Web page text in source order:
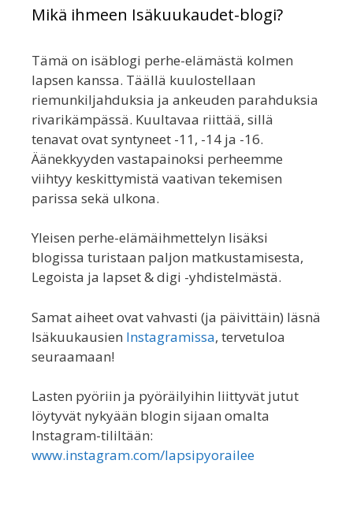
Mikä ihmeen Isäkuukaudet-blogi?
Tämä on isäblogi perhe-elämästä kolmen
lapsen kanssa. Täällä kuulostellaan
riemunkiljahduksia ja ankeuden parahduksia
rivarikämpässä. Kuultavaa riittää, sillä
tenavat ovat syntyneet -11, -14 ja -16.
Äänekkyyden vastapainoksi perheemme
viihtyy keskittymistä vaativan tekemisen
parissa sekä ulkona.
Yleisen perhe-elämäihmettelyn lisäksi
blogissa turistaan paljon matkustamisesta,
Legoista ja lapset & digi -yhdistelmästä.
Samat aiheet ovat vahvasti (ja päivittäin) läsnä
Isäkuukausien Instagramissa, tervetuloa
seuraamaan!
Lasten pyöriin ja pyöräilyihin liittyvät jutut
löytyvät nykyään blogin sijaan omalta
Instagram-tililtään:
www.instagram.com/lapsipyorailee